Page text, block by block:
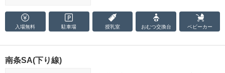
入場無料 駐車場 授乳室 おむつ交換台 ベビーカー
南条SA(下り線)